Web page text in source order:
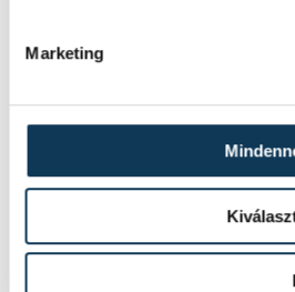
Marketing
Játék közben
Látványos kísérletek,
élmény várja a
Videónkban Balassa
mutatja be, hogyan
természettudományok